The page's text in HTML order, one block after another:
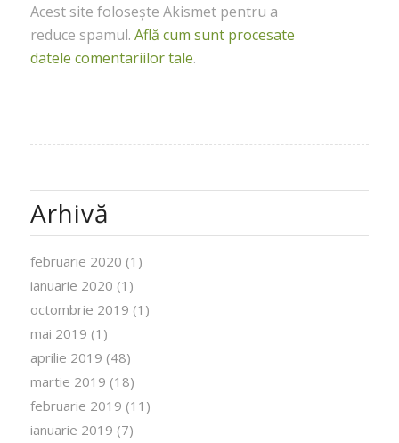
Acest site folosește Akismet pentru a
reduce spamul. Află cum sunt procesate
datele comentariilor tale.
Arhivă
februarie 2020 (1)
ianuarie 2020 (1)
octombrie 2019 (1)
mai 2019 (1)
aprilie 2019 (48)
martie 2019 (18)
februarie 2019 (11)
ianuarie 2019 (7)